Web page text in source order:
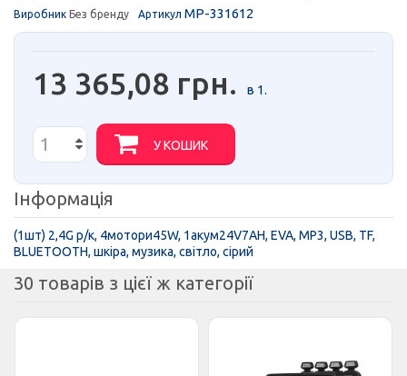
Виробник Без бренду Артикул MP-331612
13 365,08 грн. в 1.
У КОШИК
Інформація
(1шт) 2,4G р/к, 4мотори45W, 1акум24V7AH, EVA, MP3, USB, TF,
BLUETOOTH, шкіра, музика, світло, сірий
30 товарів з цієї ж категорії